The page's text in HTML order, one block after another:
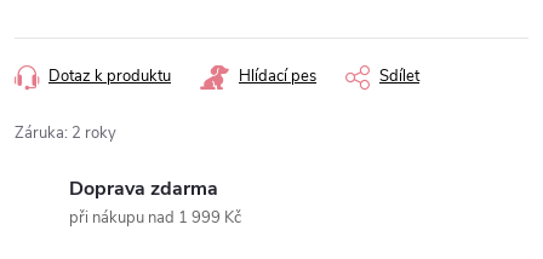
cena:
Dotaz k produktu Hlídací pes Sdílet
Záruka: 2 roky
Doprava zdarma
při nákupu nad 1 999 Kč